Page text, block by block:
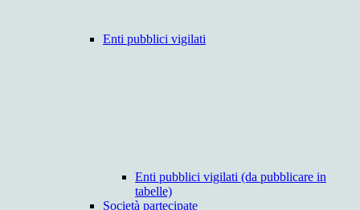
Enti pubblici vigilati
Enti pubblici vigilati (da pubblicare in
tabelle)
Società partecipate